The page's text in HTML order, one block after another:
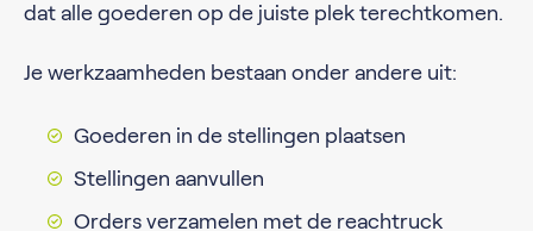
dat alle goederen op de juiste plek terechtkomen.
Je werkzaamheden bestaan onder andere uit:
Goederen in de stellingen plaatsen
Stellingen aanvullen
Orders verzamelen met de reachtruck